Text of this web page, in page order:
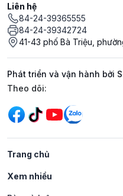
Liên hệ
84-24-39365555
84-24-39342724
41-43 phố Bà Triệu,
Phát triển và vận hành bởi
Mạng xã hội
Theo dõi:
Trang chủ
Xem nhiều